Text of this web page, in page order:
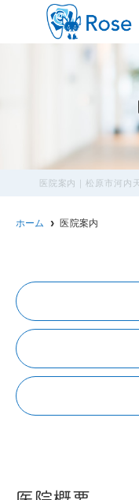
医院案内｜松原市河内
ホーム 医院案内